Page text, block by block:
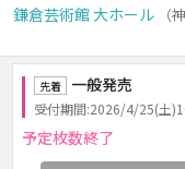
鎌倉芸術館 大ホール （
先着 一般発売
受付期間:2026/4/25(土
予定枚数終了